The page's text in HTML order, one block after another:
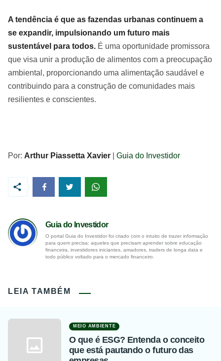
A tendência é que as fazendas urbanas continuem a
se expandir, impulsionando um futuro mais
sustentável para todos. É uma oportunidade promissora
que visa unir a produção de alimentos com a preocupação
ambiental, proporcionando uma alimentação saudável e
contribuindo para a construção de comunidades mais
resilientes e conscientes.
Por: Arthur Piassetta Xavier Guia do Investidor
Guia do Investidor
O portal Guia do Investidor foi criado com o intuito de trazer informação
para quem precisa: aqueles que precisam aprender sobre educação
financeira, investidores iniciantes, amadores, traders de longa data e
todo público voltado para o mercado financeiro.
LEIA TAMBÉM
MEIO AMBIENTE
O que é ESG? Entenda o conceito
que está pautando o futuro das